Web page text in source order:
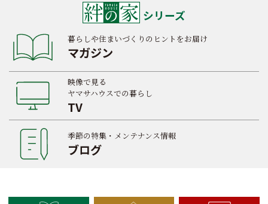
シリーズ
暮らしや住まいづくりのヒントをお届け
マガジン
映像で見る
ヤマサハウスでの暮らし
TV
季節の特集・メンテナンス情報
ブログ